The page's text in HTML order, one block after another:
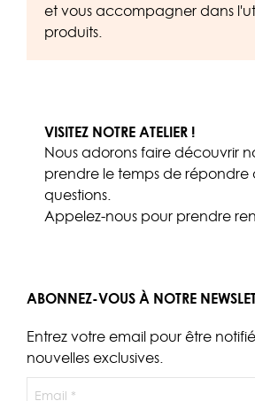
et vous accompagner dans
produits.
VISITEZ NOTRE ATELIER !
Nous adorons faire découvrir
prendre le temps de répondre
questions.
Appelez-nous pour prendre
ABONNEZ-VOUS À NOTRE
Entrez votre email pour être
nouvelles exclusives.